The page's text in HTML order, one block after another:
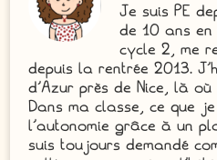
Je suis PE
de 10 ans en
cycle 2, me
depuis la rentrée 2013.
d'Azur près de Nice, là
Dans ma classe, ce que
l'autonomie grâce à un
suis toujours demandé